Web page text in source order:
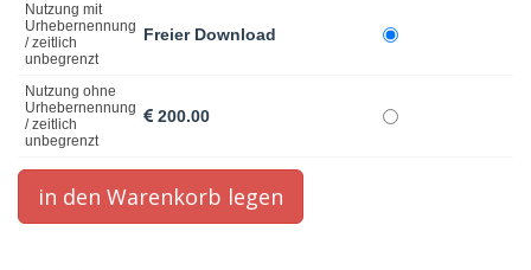
Nutzung mit
Urhebernennung
/ zeitlich
unbegrenzt
Freier Download
Nutzung ohne
Urhebernennung
/ zeitlich
unbegrenzt
200.00